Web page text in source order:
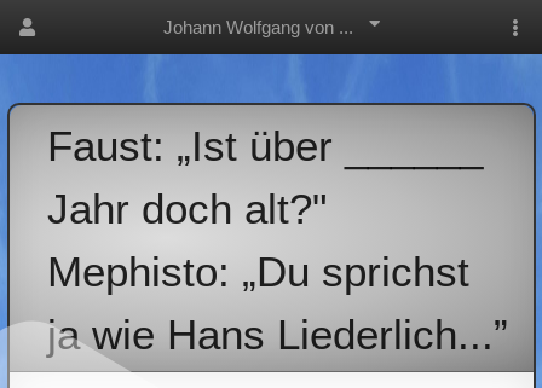
Johann Wolfgang von ...
Faust: „Ist über ______
Jahr doch alt?"
Mephisto: „Du sprichst
ja wie Hans Liederlich...”